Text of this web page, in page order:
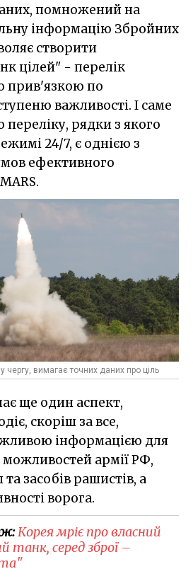
помножений на
інформацію Збройних
створити
цілей" - перелік
прив'язкою по
важливості. І саме
переліку, рядки з якого
24/7, є однією з
ефективного
чергу, вимагає точних даних про ціль
ще один аспект,
скоріш за все,
інформацією для
армії РФ,
засобів рашистів, а
ворога.
Корея мріє про власний
серед зброї –